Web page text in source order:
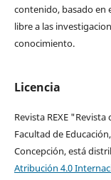
contenido, basado en
libre a las
conocimiento.
Licencia
Revista REXE
Facultad de
Concepción, está
Atribución 4.0